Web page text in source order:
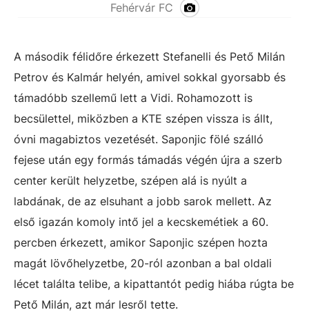
Fehérvár FC
A második félidőre érkezett Stefanelli és Pető Milán
Petrov és Kalmár helyén, amivel sokkal gyorsabb és
támadóbb szellemű lett a Vidi. Rohamozott is
becsülettel, miközben a KTE szépen vissza is állt,
óvni magabiztos vezetését. Saponjic fölé szálló
fejese után egy formás támadás végén újra a szerb
center került helyzetbe, szépen alá is nyúlt a
labdának, de az elsuhant a jobb sarok mellett. Az
első igazán komoly intő jel a kecskemétiek a 60.
percben érkezett, amikor Saponjic szépen hozta
magát lövőhelyzetbe, 20-ról azonban a bal oldali
lécet találta telibe, a kipattantót pedig hiába rúgta be
Pető Milán, azt már lesről tette.